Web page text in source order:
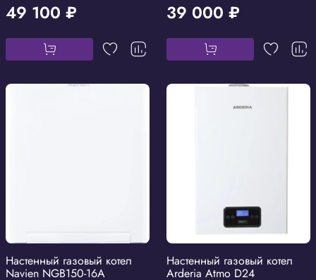
49 100 ₽ 39 000 ₽
Настенный газовый котел
Navien NGB150-16A
Настенный газовый котел
Arderia Atmo D24